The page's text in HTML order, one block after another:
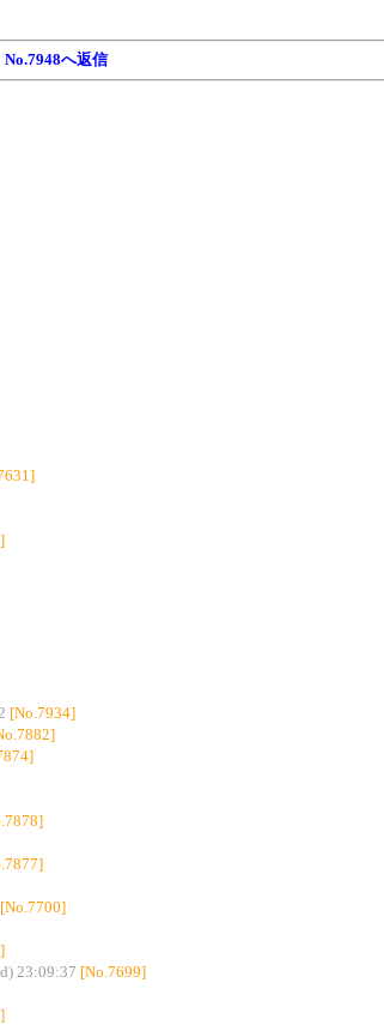
No.7948へ返信
[No.7934]
[No.7700]
23:09:37 [No.7699]